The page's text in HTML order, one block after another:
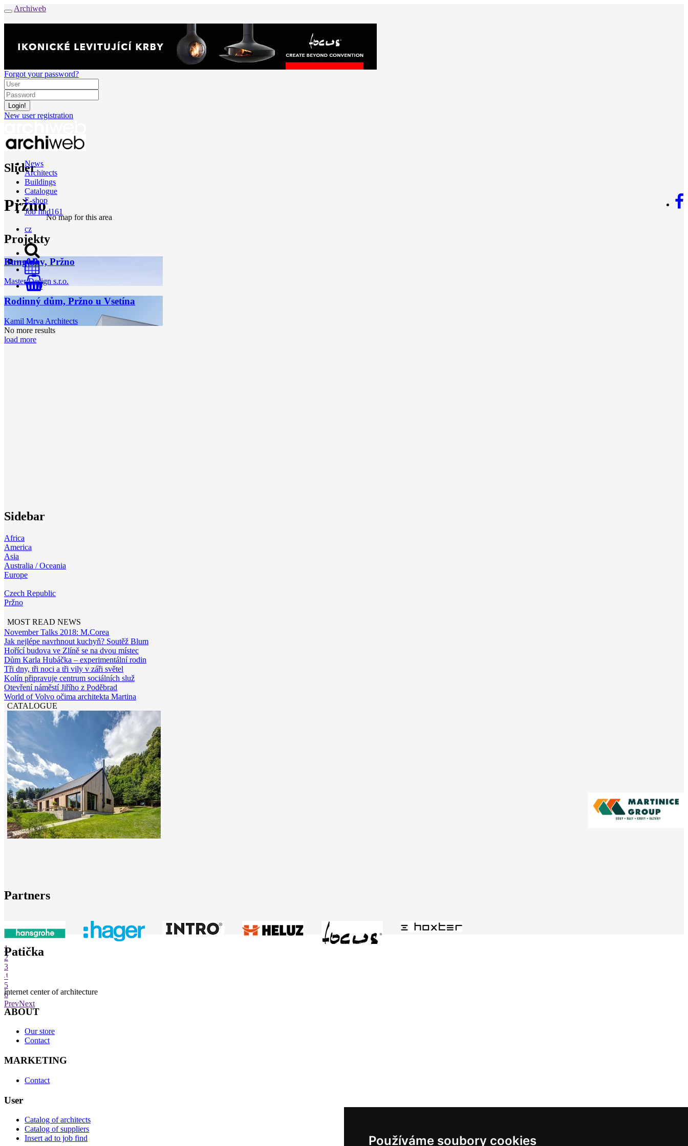
Používáme soubory cookies
Archiweb
Forgot your password?
New user registration
News
Architects
Buildings
Catalogue
E-shop
Job find161
cz
0
Slider
Pržno
No map for this area
Projekty
Bungalov, Pržno
Master Design s.r.o.
Rodinný dům, Pržno u Vsetína
Kamil Mrva Architects
No more results
load more
Sidebar
Africa
America
Asia
Australia / Oceania
Europe
Czech Republic
Pržno
MOST READ NEWS
November Talks 2018: M.Corea
Jak nejlépe navrhnout kuchyň? Soutěž Blum
Hořící budova ve Zlíně se na dvou místec
Dům Karla Hubáčka – experimentální rodin
Tři dny, tři noci a tři vily v záři světel
Kolín připravuje centrum sociálních služ
Otevření náměstí Jiřího z Poděbrad
World of Volvo očima architekta Martina
CATALOGUE
Partners
1
2
3
4
5
6
PrevNext
Patička
internet center of architecture
ABOUT
Our store
Contact
MARKETING
Contact
User
Catalog of architects
Catalog of suppliers
Insert ad to job find